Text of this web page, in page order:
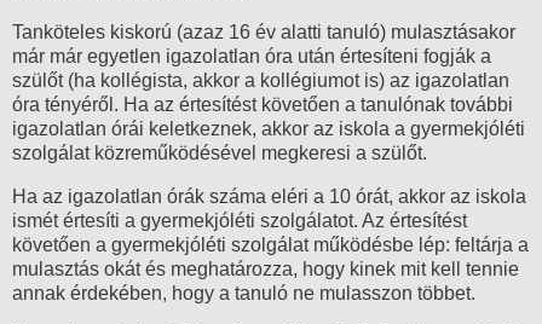
Tanköteles kiskorú (azaz 16 év alatti tanuló) mulasztásakor
már már egyetlen igazolatlan óra után értesíteni fogják a
szülőt (ha kollégista, akkor a kollégiumot is) az igazolatlan
óra tényéről. Ha az értesítést követően a tanulónak további
igazolatlan órái keletkeznek, akkor az iskola a gyermekjóléti
szolgálat közreműködésével megkeresi a szülőt.
Ha az igazolatlan órák száma eléri a 10 órát, akkor az iskola
ismét értesíti a gyermekjóléti szolgálatot. Az értesítést
követően a gyermekjóléti szolgálat működésbe lép: feltárja a
mulasztás okát és meghatározza, hogy kinek mit kell tennie
annak érdekében, hogy a tanuló ne mulasszon többet.